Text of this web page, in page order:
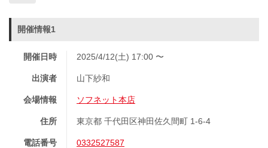
開催情報1
開催日時 2025/4/12(土) 17:00 〜
出演者 山下紗和
会場情報 ソフネット本店
住所 東京都 千代田区神田佐久間町 1-6-4
電話番号 0332527587